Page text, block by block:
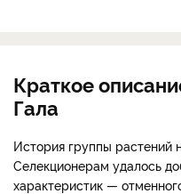
Краткое
Гала
История группы растений
Селекционерам удалось
характеристик —